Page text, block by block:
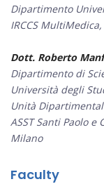
Dipartimento
IRCCS
Dott. Roberto
Dipartimento di
Università degli
Unità
ASST Santi Paolo e
Milano
Faculty